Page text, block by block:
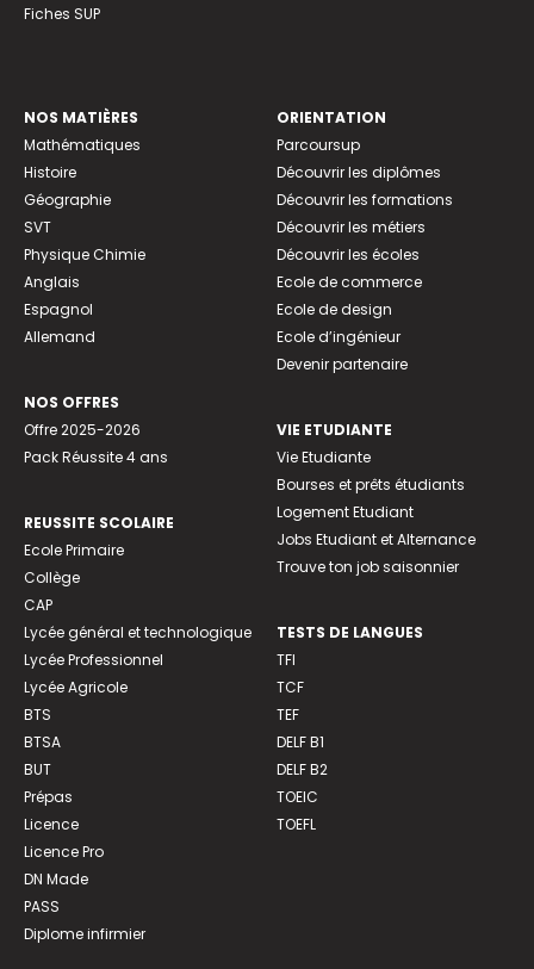
Fiches SUP
NOS MATIÈRES
Mathématiques
Histoire
Géographie
SVT
Physique Chimie
Anglais
Espagnol
Allemand
NOS OFFRES
Offre 2025-2026
Pack Réussite 4 ans
REUSSITE SCOLAIRE
Ecole Primaire
Collège
CAP
Lycée général et technologique
Lycée Professionnel
Lycée Agricole
BTS
BTSA
BUT
Prépas
Licence
Licence Pro
DN Made
PASS
Diplome infirmier
ORIENTATION
Parcoursup
Découvrir les diplômes
Découvrir les formations
Découvrir les métiers
Découvrir les écoles
Ecole de commerce
Ecole de design
Ecole d’ingénieur
Devenir partenaire
VIE ETUDIANTE
Vie Etudiante
Bourses et prêts étudiants
Logement Etudiant
Jobs Etudiant et Alternance
Trouve ton job saisonnier
TESTS DE LANGUES
TFI
TCF
TEF
DELF B1
DELF B2
TOEIC
TOEFL